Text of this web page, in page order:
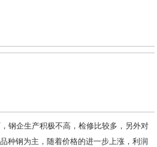
钢企生产积极不高，检修比较多，另外对
种钢为主，随着价格的进一步上涨，利润